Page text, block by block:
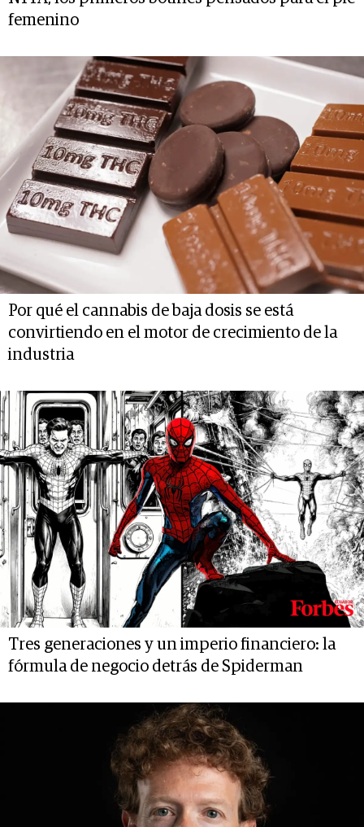
femenino
Por qué el cannabis de baja dosis se está
convirtiendo en el motor de crecimiento de la
industria
Tres generaciones y un imperio financiero: la
fórmula de negocio detrás de Spiderman